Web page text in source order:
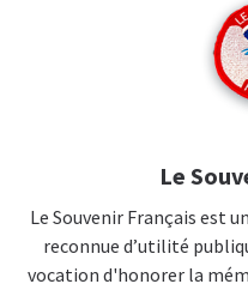
Le
Le Souvenir Français est
reconnue d’utilité
vocation d'honorer la